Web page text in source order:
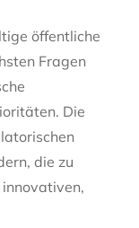
öffentliche
Fragen
Die
die zu